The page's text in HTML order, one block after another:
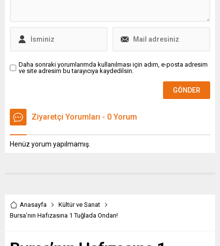
seneki teması “İnanılmaz bir
Daha sonraki yorumlarımda kullanılması için adım, e-posta adresim
ve site adresim bu tarayıcıya kaydedilsin.
Ziyaretçi Yorumları - 0 Yorum
Henüz yorum yapılmamış.
Anasayfa
Kültür ve Sanat
Bursa’nın Hafızasına 1 Tuğlada Ondan!